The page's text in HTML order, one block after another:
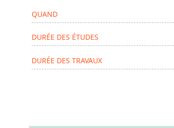
QUAND
DURÉE DES ÉTUDES
DURÉE DES TRAVAUX